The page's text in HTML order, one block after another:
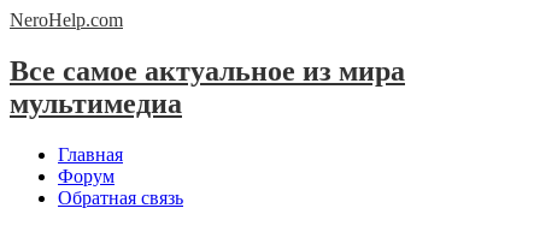
NeroHelp.com
Все самое актуальное из мира
мультимедиа
Главная
Форум
Обратная связь